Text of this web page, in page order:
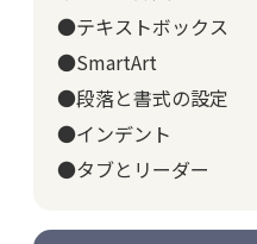
●テキストボックス
●SmartArt
●段落と書式の設定
●インデント
●タブとリーダー